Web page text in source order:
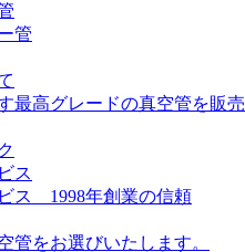
管
最高グレードの真空管を販売
ス
ス 1998年創業の信頼
管をお選びいたします。